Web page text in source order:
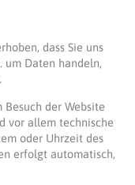
dass Sie uns
um Daten handeln,
der Website
vor allem technische
oder Uhrzeit des
erfolgt automatisch,